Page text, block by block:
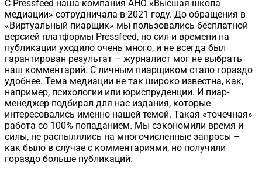
С Pressfeed наша компания АНО «Высшая школа
медиации» сотрудничала в 2021 году. До обращения в
«Виртуальный пиарщик» мы пользовались бесплатной
версией платформы Pressfeed, но сил и времени на
публикации уходило очень много, и не всегда был
гарантирован результат – журналист мог не выбрать
наш комментарий. С личным пиарщиком стало гораздо
удобнее. Тема медиации не так широко известна, как,
например, психологии или юриспруденции. И пиар-
менеджер подбирал для нас издания, которые
интересовались именно нашей темой. Такая «точечная»
работа со 100% попаданием. Мы сэкономили время и
силы, не распылялись на многочисленные запросы –
как было в случае с комментариями, но получили
гораздо больше публикаций.